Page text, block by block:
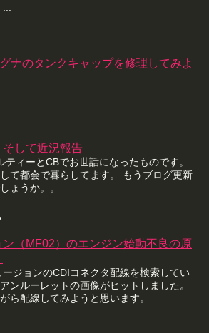
ナのタンクキャップを修理してみよ
そして近況報告
ティーとCBでお世話になったものです。
て都会で暮らしてます。 もうブログ更新
ょうか。。
ン（MF02）のエンジン始動不良の原
ジョンのCDIコネクタ配線を検索してい
ンルーレットの画像がヒットしました。
ら配線してみようと思います。